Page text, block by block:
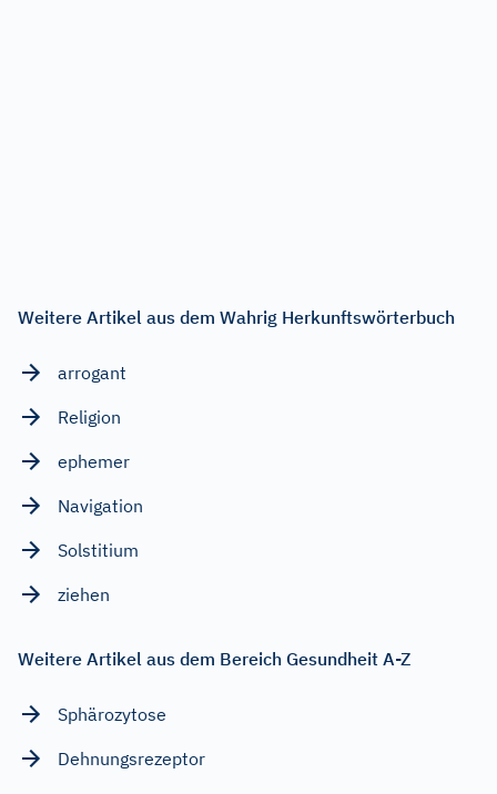
Weitere Artikel aus dem Wahrig Herkunftswörterbuch
arrogant
Religion
ephemer
Navigation
Solstitium
ziehen
Weitere Artikel aus dem Bereich Gesundheit A-Z
Sphärozytose
Dehnungsrezeptor